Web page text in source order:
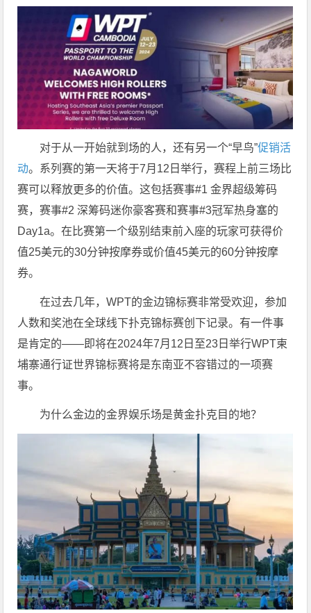
对于从一开始就到场的人，还有另一个“早鸟”促销活
动。系列赛的第一天将于7月12日举行，赛程上前三场比
赛可以释放更多的价值。这包括赛事#1 金界超级筹码
赛，赛事#2 深筹码迷你豪客赛和赛事#3冠军热身塞的
Day1a。在比赛第一个级别结束前入座的玩家可获得价
值25美元的30分钟按摩券或价值45美元的60分钟按摩
券。
在过去几年，WPT的金边锦标赛非常受欢迎，参加
人数和奖池在全球线下扑克锦标赛创下记录。有一件事
是肯定的——即将在2024年7月12日至23日举行WPT柬
埔寨通行证世界锦标赛将是东南亚不容错过的一项赛
事。
为什么金边的金界娱乐场是黄金扑克目的地？